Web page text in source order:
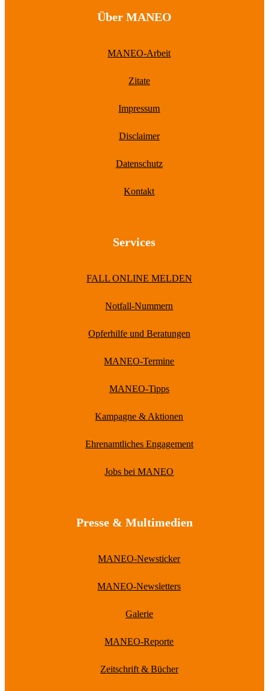
Über MANEO
MANEO-Arbeit
Zitate
Impressum
Disclaimer
Datenschutz
Kontakt
Services
FALL ONLINE MELDEN
Notfall-Nummern
Opferhilfe und Beratungen
MANEO-Termine
MANEO-Tipps
Kampagne & Aktionen
Ehrenamtliches Engagement
Jobs bei MANEO
Presse & Multimedien
MANEO-Newsticker
MANEO-Newsletters
Galerie
MANEO-Reporte
Zeitschrift & Bücher